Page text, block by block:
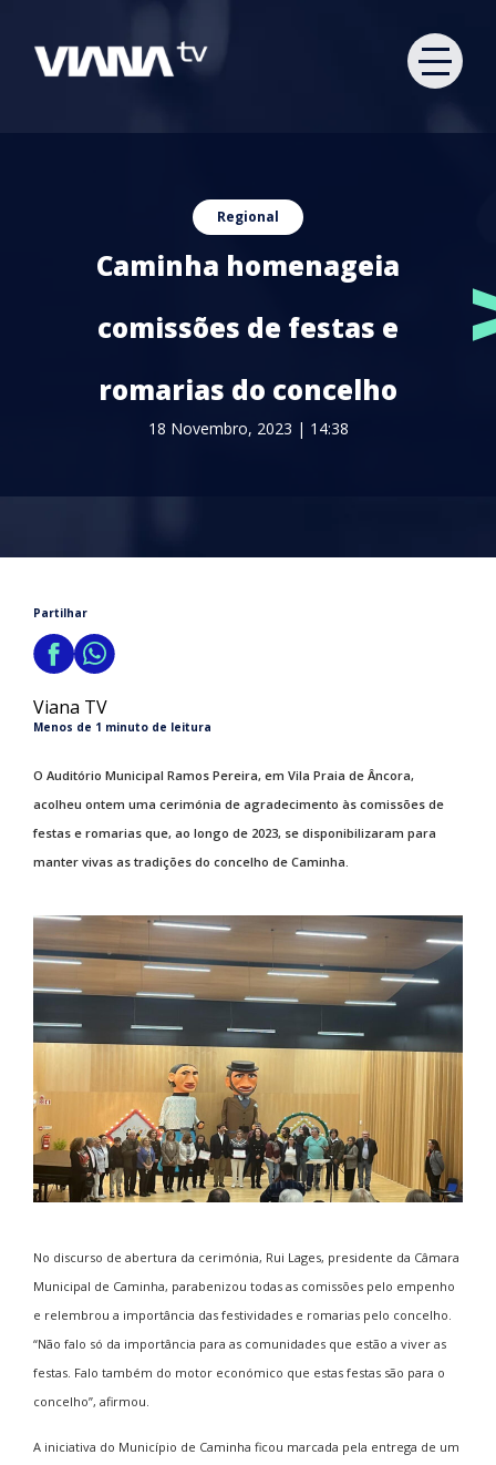
Regional
Caminha homenageia
comissões de festas e
romarias do concelho
18 Novembro, 2023 | 14:38
Partilhar
Viana TV
Menos de 1 minuto de leitura
O Auditório Municipal Ramos Pereira, em Vila Praia de Âncora,
acolheu ontem uma cerimónia de agradecimento às comissões de
festas e romarias que, ao longo de 2023, se disponibilizaram para
manter vivas as tradições do concelho de Caminha.
No discurso de abertura da cerimónia, Rui Lages, presidente da Câmara
Municipal de Caminha, parabenizou todas as comissões pelo empenho
e relembrou a importância das festividades e romarias pelo concelho.
“Não falo só da importância para as comunidades que estão a viver as
festas. Falo também do motor económico que estas festas são para o
concelho”, afirmou.
A iniciativa do Município de Caminha ficou marcada pela entrega de um